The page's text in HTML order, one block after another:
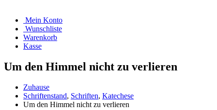
Mein Konto
Wunschliste
Warenkorb
Kasse
Um den Himmel nicht zu verlieren
Zuhause
Schriftenstand, Schriften, Katechese
Um den Himmel nicht zu verlieren